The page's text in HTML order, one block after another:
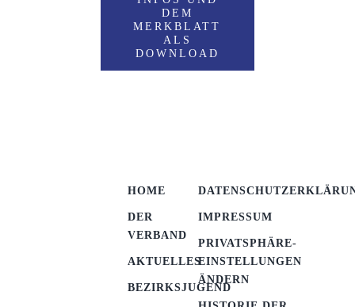
DEM
MERKBLATT
ALS
DOWNLOAD
HOME
DER
VERBAND
AKTUELLES
BEZIRKSJUGEND
IMPRESSUM
PRIVATSPHÄRE-
EINSTELLUNGEN
ÄNDERN